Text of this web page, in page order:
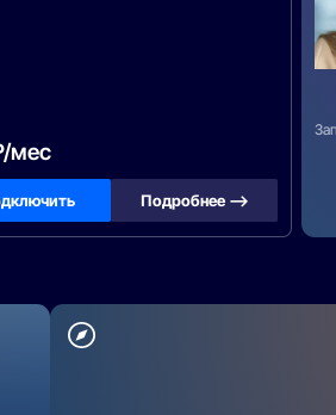
мес
Подробнее —>